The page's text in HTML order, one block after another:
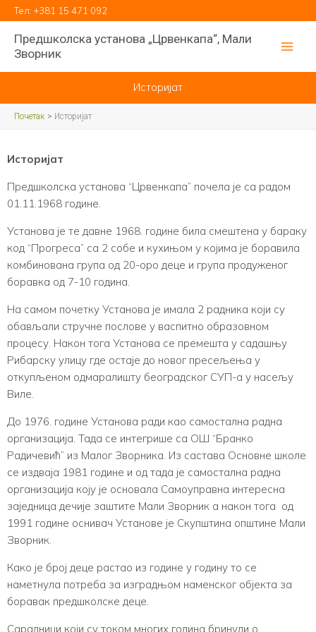
Пређи
на
садржај
Тел: +381 15 471 092
Предшколска установа „Црвенкапа“, Мали
Зворник
Историјат
Почетак Историјат
Историјат
Предшколска установа “Црвенкапа” почела је са радом
01.11.1968 године.
Установа је те давне 1968. године била смештена у бараку
код “Прогреса” са 2 собе и кухињом у којима је боравила
комбинована група од 20-оро деце и група продуженог
боравка од 7-10 година.
На самом почетку Установа је имала 2 радника који су
обављали стручне послове у васпитно образовном
процесу. Након тога Установа се премешта у садашњу
Рибарску улицу где остаје до новог пресељења у
откупљеном одмаралишту београдског СУП-а у насељу
Виле.
До 1976. године Установа ради као самостална радна
организација. Тада се интегрише са ОШ “Бранко
Радичевић” из Малог Зворника. Из састава Основне школе
се издваја 1981 године и од тада је самостална радна
организација коју је основала Самоуправна интересна
заједница дечије заштите Мали Зворник а након тога од
1991 године оснивач Установе је Скупштина општине Мали
Зворник.
Како је број деце растао из године у годину то се
наметнула потреба за изградњом наменског објекта за
боравак предшколске деце.
Сарадници који су током многих година бринули о